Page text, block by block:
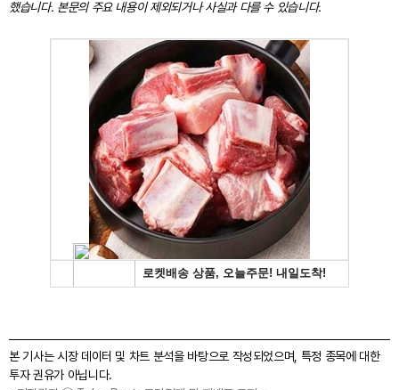
했습니다. 본문의 주요 내용이 제외되거나 사실과 다를 수 있습니다.
본 기사는 시장 데이터 및 차트 분석을 바탕으로 작성되었으며, 특정 종목에 대한
투자 권유가 아닙니다.